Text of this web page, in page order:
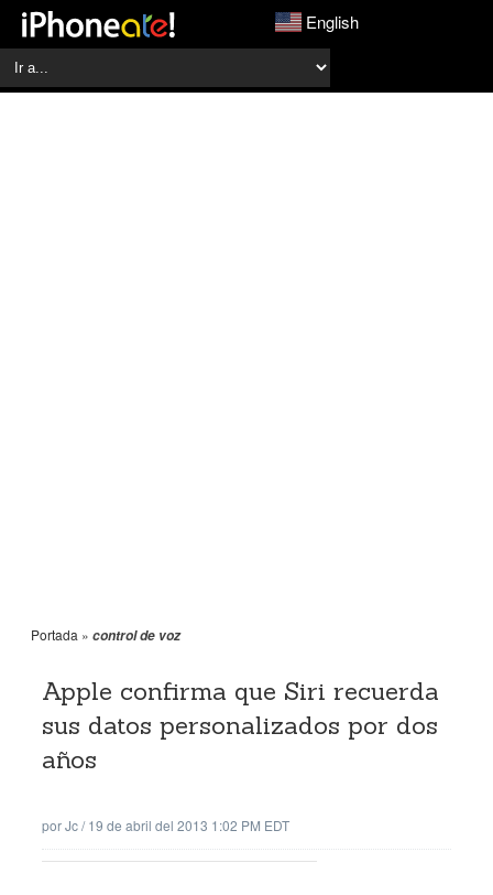
English
Portada » control de voz
Apple confirma que Siri recuerda
sus datos personalizados por dos
años
porJc/19 de abril del 2013 1:02 PM EDT